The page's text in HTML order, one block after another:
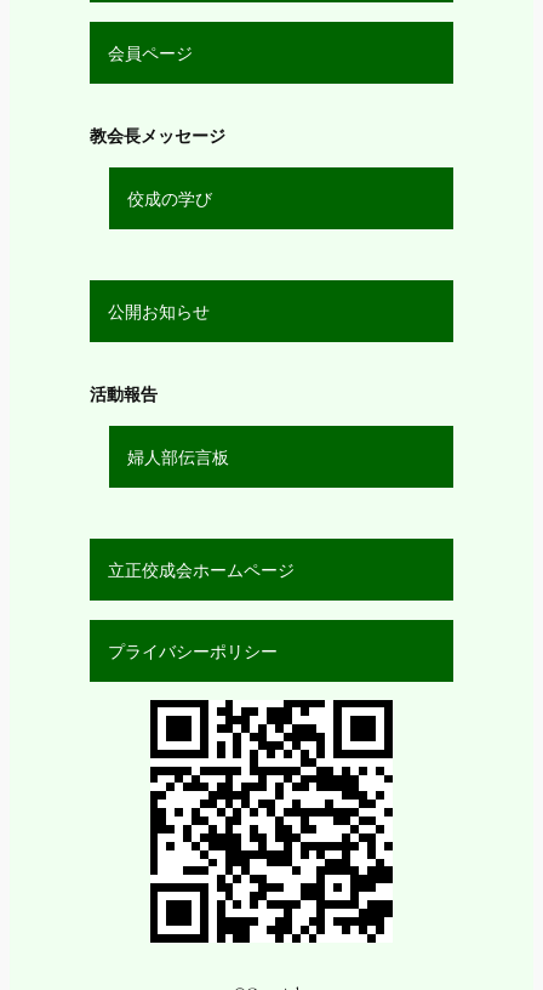
会員ページ
教会長メッセージ
佼成の学び
公開お知らせ
活動報告
婦人部伝言板
立正佼成会ホームページ
プライバシーポリシー